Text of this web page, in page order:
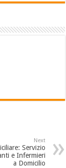
Next
Servizio
e Infermieri
a Domicilio